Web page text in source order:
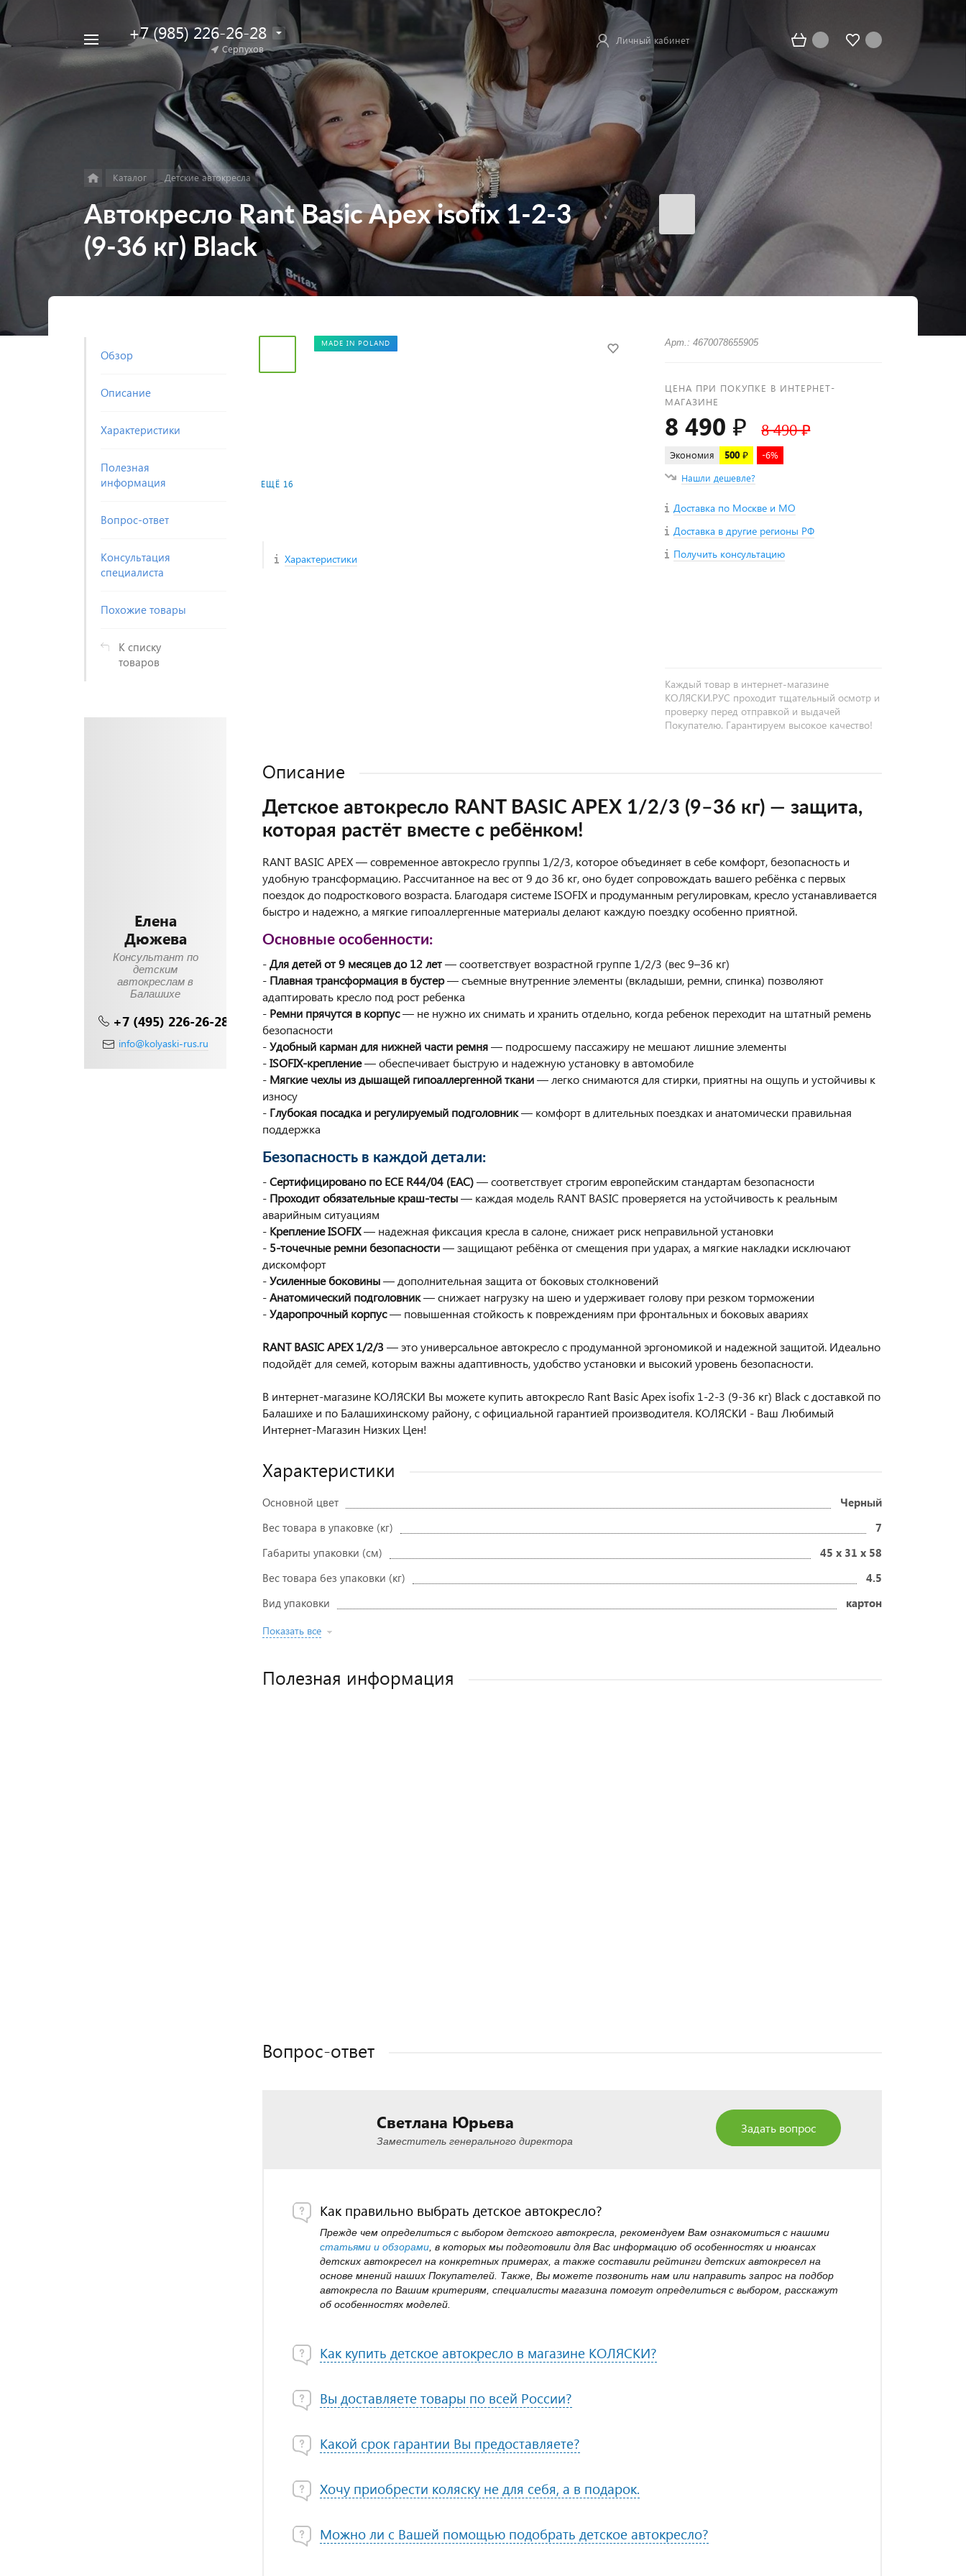
Найти
Например,
+7 (985) 226-26-28
Серпухов
Личный кабинет
Каталог Детские автокресла
Автокресло Rant Basic Apex isofix 1-2-3
(9-36 кг) Black
Обзор
Описание
Характеристики
Полезная
информация
Вопрос-ответ
Консультация
специалиста
Похожие товары
К списку
товаров
Елена
Дюжева
Консультант по
детским
автокреслам в
Балашихе
+7 (495) 226-26-28
info@kolyaski-rus.ru
ЕЩЁ 16
MADE IN POLAND
Характеристики
Арт.: 4670078655905
ЦЕНА ПРИ ПОКУПКЕ В ИНТЕРНЕТ-
МАГАЗИНЕ
8 490 ₽ 8 490 ₽
Экономия 500 ₽
-6%
Нашли дешевле?
Доставка по Москве и МО
Доставка в другие регионы РФ
Получить консультацию
Каждый товар в интернет-магазине
КОЛЯСКИ.РУС проходит тщательный осмотр и
проверку перед отправкой и выдачей
Покупателю. Гарантируем высокое качество!
Описание
Детское автокресло RANT BASIC APEX 1/2/3 (9–36 кг) — защита,
которая растёт вместе с ребёнком!
RANT BASIC APEX — современное автокресло группы 1/2/3, которое объединяет в себе комфорт, безопасность и
удобную трансформацию. Рассчитанное на вес от 9 до 36 кг, оно будет сопровождать вашего ребёнка с первых
поездок до подросткового возраста. Благодаря системе ISOFIX и продуманным регулировкам, кресло устанавливается
быстро и надежно, а мягкие гипоаллергенные материалы делают каждую поездку особенно приятной.
Основные особенности:
-Для детей от 9 месяцев до 12 лет— соответствует возрастной группе 1/2/3 (вес 9–36 кг)
- Плавная трансформация в бустер— съемные внутренние элементы (вкладыши, ремни, спинка) позволяют
адаптировать кресло под рост ребенка
- Ремни прячутся в корпус— не нужно их снимать и хранить отдельно, когда ребенок переходит на штатный ремень
безопасности
-Удобный карман для нижней части ремня— подросшему пассажиру не мешают лишние элементы
-ISOFIX-крепление— обеспечивает быструю и надежную установку в автомобиле
- Мягкие чехлы из дышащей гипоаллергенной ткани— легко снимаются для стирки, приятны на ощупь и устойчивы к
износу
- Глубокая посадка и регулируемый подголовник— комфорт в длительных поездках и анатомически правильная
поддержка
Безопасность в каждой детали:
-Сертифицировано по ECE R44/04 (EAC)— соответствует строгим европейским стандартам безопасности
- Проходит обязательные краш-тесты— каждая модель RANT BASIC проверяется на устойчивость к реальным
аварийным ситуациям
- Крепление ISOFIX— надежная фиксация кресла в салоне, снижает риск неправильной установки
- 5-точечные ремни безопасности— защищают ребёнка от смещения при ударах, а мягкие накладки исключают
дискомфорт
-Усиленные боковины— дополнительная защита от боковых столкновений
-Анатомический подголовник— снижает нагрузку на шею и удерживает голову при резком торможении
-Ударопрочный корпус— повышенная стойкость к повреждениям при фронтальных и боковых авариях
RANT BASIC APEX 1/2/3— это универсальное автокресло с продуманной эргономикой и надежной защитой. Идеально
подойдёт для семей, которым важны адаптивность, удобство установки и высокий уровень безопасности.
В интернет-магазине КОЛЯСКИ Вы можете купить автокресло Rant Basic Apex isofix 1-2-3 (9-36 кг) Black с доставкой по
Балашихе и по Балашихинскому району, с официальной гарантией производителя. КОЛЯСКИ - Ваш Любимый
Интернет-Магазин Низких Цен!
Характеристики
Основной цвет
Черный
Вес товара в упаковке (кг)
7
Габариты упаковки (см)
45 x 31 x 58
Вес товара без упаковки (кг)
4.5
Вид упаковки
картон
Показать все
Полезная информация
Вопрос-ответ
Светлана Юрьева
Заместитель генерального директора
Задать вопрос
Как правильно выбрать детское автокресло?
Прежде чем определиться с выбором детского автокресла, рекомендуем Вам ознакомиться с нашими
статьями и обзорами , в которых мы подготовили для Вас информацию об особенностях и нюансах
детских автокресел на конкретных примерах, а также составили рейтинги детских автокресел на
основе мнений наших Покупателей. Также, Вы можете позвонить нам или направить запрос на подбор
автокресла по Вашим критериям, специалисты магазина помогут определиться с выбором, расскажут
об особенностях моделей.
Как купить детское автокресло в магазине КОЛЯСКИ?
Вы доставляете товары по всей России?
Какой срок гарантии Вы предоставляете?
Хочу приобрести коляску не для себя, а в подарок.
Можно ли с Вашей помощью подобрать детское автокресло?